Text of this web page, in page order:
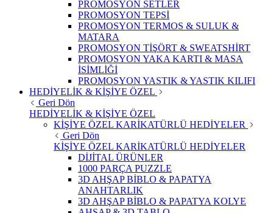
PROMOSYON SETLER
PROMOSYON TEPSİ
PROMOSYON TERMOS & SULUK &
MATARA
PROMOSYON TİŞÖRT & SWEATSHİRT
PROMOSYON YAKA KARTI & MASA
İSİMLİĞİ
PROMOSYON YASTIK & YASTIK KILIFI
HEDİYELİK & KİŞİYE ÖZEL
Geri Dön
HEDİYELİK & KİŞİYE ÖZEL
KİŞİYE ÖZEL KARİKATÜRLÜ HEDİYELER
Geri Dön
KİŞİYE ÖZEL KARİKATÜRLÜ HEDİYELER
DİJİTAL ÜRÜNLER
1000 PARÇA PUZZLE
3D AHŞAP BİBLO & PAPATYA
ANAHTARLIK
3D AHŞAP BİBLO & PAPATYA KOLYE